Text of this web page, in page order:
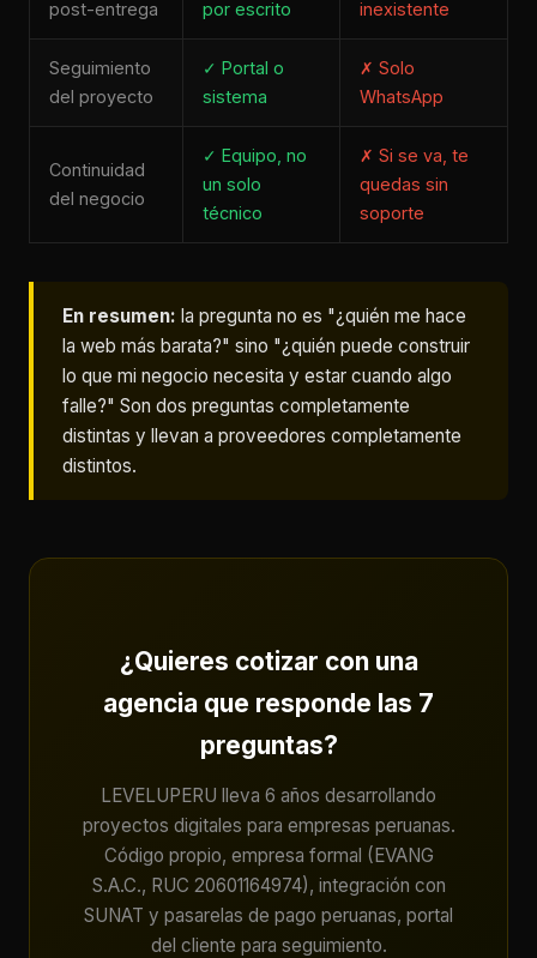
post-entrega
por escrito
inexistente
Seguimiento
del proyecto
✓ Portal o
sistema
✗ Solo
WhatsApp
Continuidad
del negocio
✓ Equipo, no
un solo
técnico
✗ Si se va, te
quedas sin
soporte
En resumen: la pregunta no es "¿quién me hace
la web más barata?" sino "¿quién puede construir
lo que mi negocio necesita y estar cuando algo
falle?" Son dos preguntas completamente
distintas y llevan a proveedores completamente
distintos.
¿Quieres cotizar con una
agencia que responde las 7
preguntas?
LEVELUPERU lleva 6 años desarrollando
proyectos digitales para empresas peruanas.
Código propio, empresa formal (EVANG
S.A.C., RUC 20601164974), integración con
SUNAT y pasarelas de pago peruanas, portal
del cliente para seguimiento.